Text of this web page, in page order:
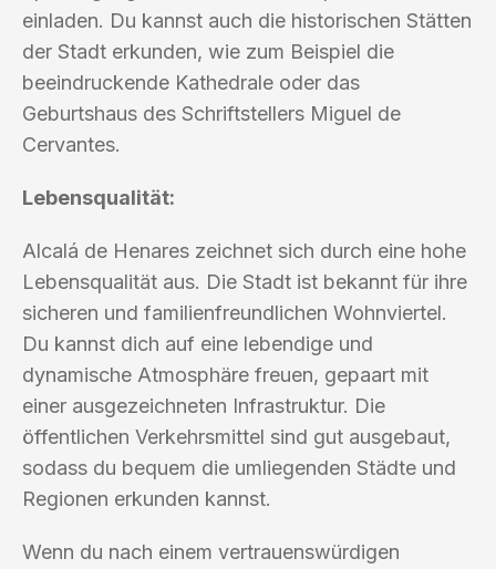
einladen. Du kannst auch die historischen Stätten
der Stadt erkunden, wie zum Beispiel die
beeindruckende Kathedrale oder das
Geburtshaus des Schriftstellers Miguel de
Cervantes.
Lebensqualität:
Alcalá de Henares zeichnet sich durch eine hohe
Lebensqualität aus. Die Stadt ist bekannt für ihre
sicheren und familienfreundlichen Wohnviertel.
Du kannst dich auf eine lebendige und
dynamische Atmosphäre freuen, gepaart mit
einer ausgezeichneten Infrastruktur. Die
öffentlichen Verkehrsmittel sind gut ausgebaut,
sodass du bequem die umliegenden Städte und
Regionen erkunden kannst.
Wenn du nach einem vertrauenswürdigen